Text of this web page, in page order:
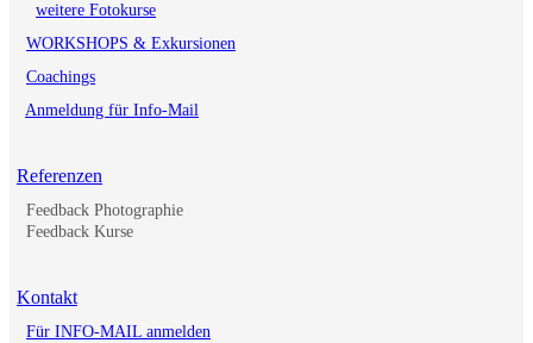
weitere Fotokurse
WORKSHOPS & Exkursionen
Coachings
Anmeldung für Info-Mail
Referenzen
Feedback Photographie
Feedback Kurse
Kontakt
Für INFO-MAIL anmelden